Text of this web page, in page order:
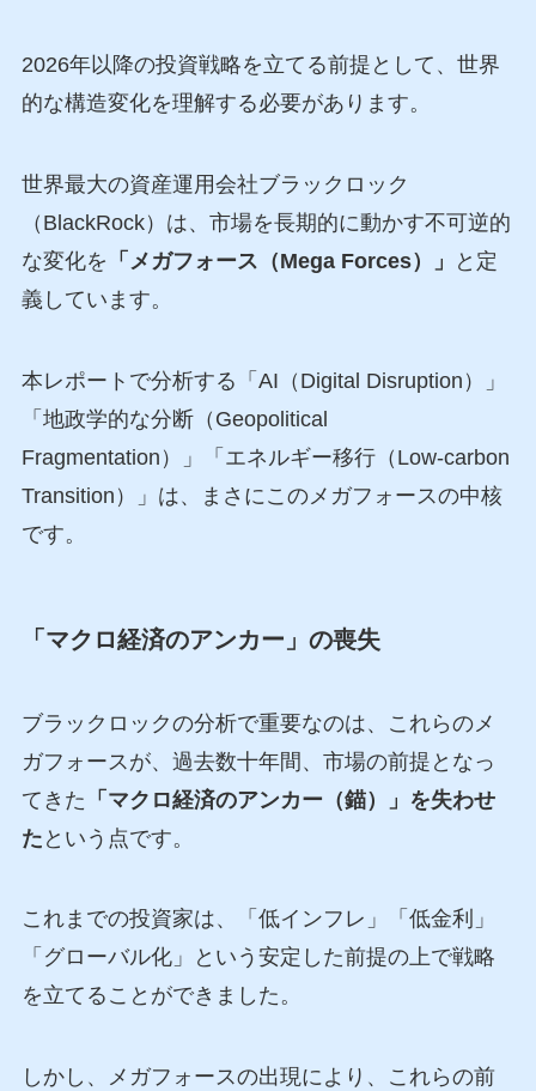
2026年以降の投資戦略を立てる前提として、世界
的な構造変化を理解する必要があります。
世界最大の資産運用会社ブラックロック
（BlackRock）は、市場を長期的に動かす不可逆的
な変化を 「メガフォース（Mega Forces）」
と定
義しています。
本レポートで分析する「AI（Digital Disruption）」
「地政学的な分断（Geopolitical
Fragmentation）」「エネルギー移行（Low-carbon
Transition）」は、まさにこのメガフォースの中核
です。
「マクロ経済のアンカー」の喪失
ブラックロックの分析で重要なのは、これらのメ
ガフォースが、過去数十年間、市場の前提となっ
てきた 「マクロ経済のアンカー（錨）」を失わせ
た という点です。
これまでの投資家は、「低インフレ」「低金利」
「グローバル化」という安定した前提の上で戦略
を立てることができました。
しかし、メガフォースの出現により、これらの前